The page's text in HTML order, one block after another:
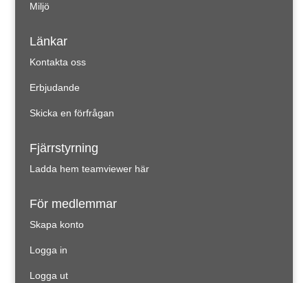
Miljö
Länkar
Kontakta oss
Erbjudande
Skicka en förfrågan
Fjärrstyrning
Ladda hem teamviewer här
För medlemmar
Skapa konto
Logga in
Logga ut